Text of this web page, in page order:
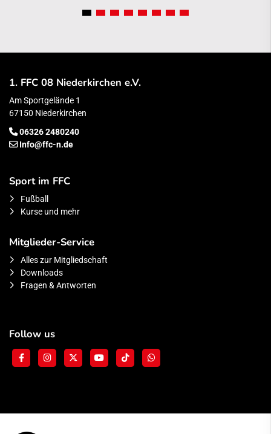
1. FFC 08 Niederkirchen e.V.
Am Sportgelände 1
67150 Niederkirchen
06326 2480240
Info@ffc-n.de
Sport im FFC
Fußball
Kurse und mehr
Mitglieder-Service
Alles zur Mitgliedschaft
Downloads
Fragen & Antworten
Follow us